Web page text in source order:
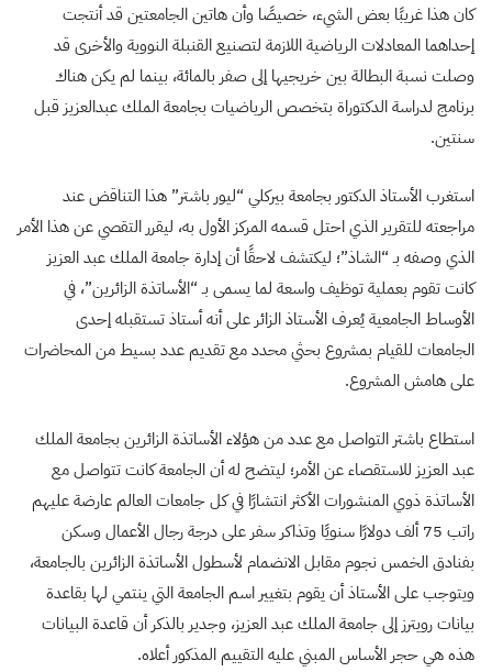
كان هذا غريبًا بعض الشيء، خصيصًا وأن هاتين الجامعتين قد أنتجت
إحداهما المعادلات الرياضية اللازمة لتصنيع القنبلة النووية والأخرى قد
وصلت نسبة البطالة بين خريجيها إلى صفر بالمائة، بينما لم يكن هناك
برنامج لدراسة الدكتوراة بتخصص الرياضيات بجامعة الملك عبدالعزيز قبل
سنتين.
استغرب الأستاذ الدكتور بجامعة بيركلي “ليور باشتر” هذا التناقض عند
مراجعته للتقرير الذي احتل قسمه المركز الأول به، ليقرر التقصي عن هذا الأمر
الذي وصفه بـ “الشاذ”؛ ليكتشف لاحقًا أن إدارة جامعة الملك عبد العزيز
كانت تقوم بعملية توظيف واسعة لما يسمى بـ “الأساتذة الزائرين”، في
الأوساط الجامعية يُعرف الأستاذ الزائر على أنه أستاذ تستقبله إحدى
الجامعات للقيام بمشروع بحثي محدد مع تقديم عدد بسيط من المحاضرات
على هامش المشروع.
استطاع باشتر التواصل مع عدد من هؤلاء الأساتذة الزائرين بجامعة الملك
عبد العزيز للاستقصاء عن الأمر؛ ليتضح له أن الجامعة كانت تتواصل مع
الأساتذة ذوي المنشورات الأكثر انتشارًا في كل جامعات العالم عارضة عليهم
راتب 75 ألف دولارًا سنويًا وتذاكر سفر على درجة رجال الأعمال وسكن
بفنادق الخمس نجوم مقابل الانضمام لأسطول الأساتذة الزائرين بالجامعة،
ويتوجب على الأستاذ أن يقوم بتغيير اسم الجامعة التي ينتمي لها بقاعدة
بيانات رويترز إلى جامعة الملك عبد العزيز، وجدير بالذكر أن قاعدة البيانات
هذه هي حجر الأساس المبني عليه التقييم المذكور أعلاه.